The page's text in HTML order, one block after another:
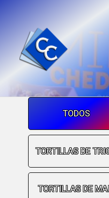
TODOS
TORTILLAS DE
TORTILLAS DE